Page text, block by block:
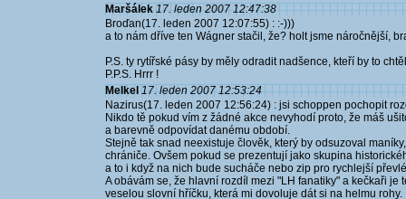
Maršálek 17. leden 2007 12:47:38
Broďan(17. leden 2007 12:07:55) : :-)))
a to nám dříve ten Wágner stačil, že? holt jsme náročnější,
P.S. ty rytířské pásy by měly odradit nadšence, kteří by to
P.P.S. Hrrr !
Melkel 17. leden 2007 12:53:24
Nazirus(17. leden 2007 12:56:24) : jsi schoppen pochopit
Nikdo tě pokud vím z žádné akce nevyhodí proto, že máš
a barevně odpovídat danému období.
Stejně tak snad neexistuje člověk, který by odsuzoval
chrániče. Ovšem pokud se prezentují jako skupina
a to i když na nich bude sucháče nebo zip pro rychlejší
A obávám se, že hlavní rozdíl mezi "LH fanatiky" a kečkaři
veselou slovní hříčku, která mi dovoluje dát si na helmu rohy.